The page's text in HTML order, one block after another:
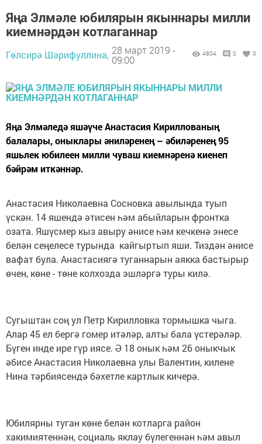
Яңа Элмәле юбилярын якыннары милли
киемнәрдән котлаганнар
Гөлсирә Шәрифуллина, 28 март 2019 -
09:00
4804 0 0
Яңа Элмәледә яшәүче Анастасия Кириллованың
балалары, оныклары әниләренең – әбиләренең 95
яшьлек юбилеен милли чуваш киемнәренә киенеп
бәйрәм иткәннәр.
Анастасия Николаевна Сосновка авылында туып
үскән. 14 яшендә әтисен һәм абыйларын фронтка
озата. Яшүсмер кыз авыру әнисе һәм кечкенә энесе
белән сеңелесе турында кайгыртып яши. Тиздән әнисе
вафат була. Анастасиягә туганнарын аякка бастырыр
өчен, көне - төне колхозда эшләргә туры килә.
Сугыштан соң ул Петр Кирилловка тормышка чыга.
Алар 45 ел бергә гомер итәләр, алты бала үстерәләр.
Бүген инде ире гүр иясе. Ә 18 онык һәм 26 оныкчык
әбисе Анастасия Николаевна улы Валентин, килене
Нина тәрбиясендә бәхетле картлык кичерә.
Юбилярны туган көне белән котларга район
хакимиятеннән, социаль яклау бүлегеннән һәм авыл